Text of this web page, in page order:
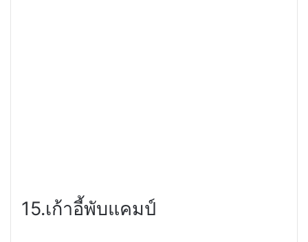
15.เก้าอี้พับแคมป์